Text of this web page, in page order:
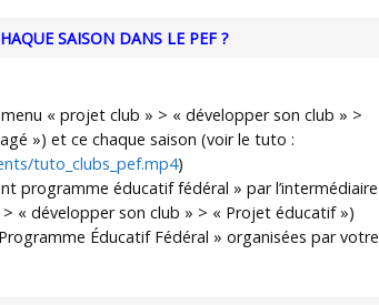
SAISON DANS LE PEF ?
« projet club » > « développer son club » >
») et ce chaque saison (voir le tuto :
tuto_clubs_pef.mp4)
programme éducatif fédéral » par l’intermédiaire
« développer son club » > « Projet éducatif »)
Éducatif Fédéral » organisées par votre